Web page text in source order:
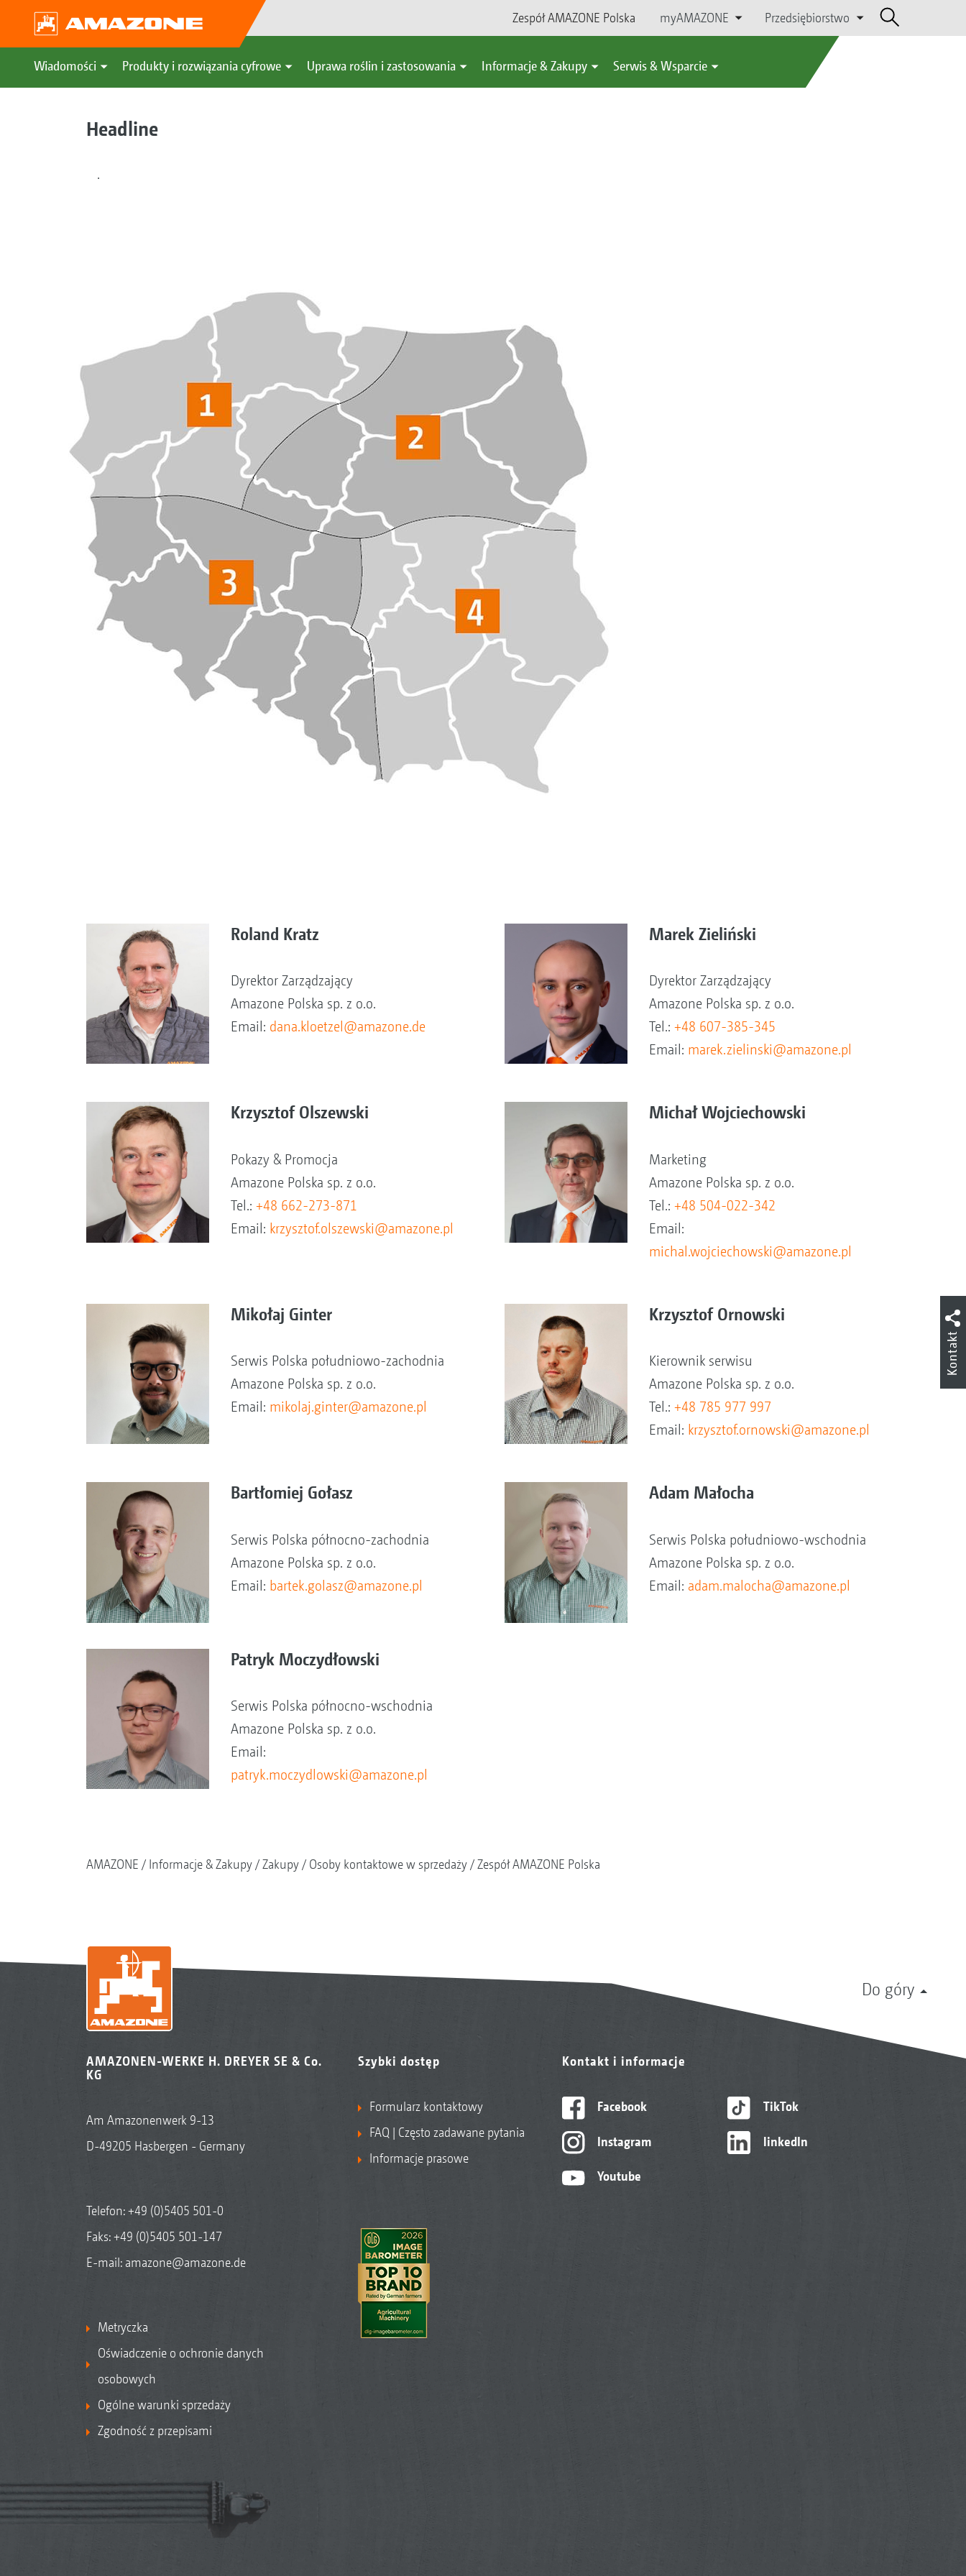
Zespół AMAZONE Polska myAMAZONE Przedsiębiorstwo
Wiadomości Produkty i rozwiązania cyfrowe Uprawa roślin i zastosowania Informacje & Zakupy Serwis & Wsparcie
Headline
.
Roland Kratz
Dyrektor Zarządzający
Amazone Polska sp. z o.o.
Email: dana.kloetzel@amazone.de
Marek Zieliński
Dyrektor Zarządzający
Amazone Polska sp. z o.o.
Tel.:+48 607-385-345
Email: marek.zielinski@amazone.pl
Krzysztof Olszewski
Pokazy & Promocja
Amazone Polska sp. z o.o.
Tel.: +48 662-273-871
Email: krzysztof.olszewski@amazone.pl
Michał Wojciechowski
Marketing
Amazone Polska sp. z o.o.
Tel.:+48 504-022-342
Email:
michal.wojciechowski@amazone.pl
Mikołaj Ginter
Serwis Polska południowo-zachodnia
Amazone Polska sp. z o.o.
Email: mikolaj.ginter@amazone.pl
Krzysztof Ornowski
Kierownik serwisu
Amazone Polska sp. z o.o.
Tel.:+48 785 977 997
Email: krzysztof.ornowski@amazone.pl
Bartłomiej Gołasz
Serwis Polska północno-zachodnia
Amazone Polska sp. z o.o.
Email: bartek.golasz@amazone.pl
Adam Małocha
Serwis Polska południowo-wschodnia
Amazone Polska sp. z o.o.
Email: adam.malocha@amazone.pl
Patryk Moczydłowski
Serwis Polska północno-wschodnia
Amazone Polska sp. z o.o.
Email:
patryk.moczydlowski@amazone.pl
AMAZONE Informacje & Zakupy Zakupy Osoby kontaktowe w sprzedaży Zespół AMAZONE Polska
Do góry
AMAZONEN-WERKE H. DREYER SE & Co.
KG
Am Amazonenwerk 9-13
D-49205 Hasbergen - Germany
Telefon:+49 (0)5405 501-0
Faks: +49 (0)5405 501-147
E-mail: amazone@amazone.de
Metryczka
Oświadczenie o ochronie danych
osobowych
Ogólne warunki sprzedaży
Zgodność z przepisami
Szybki dostęp
Formularz kontaktowy
FAQ | Często zadawane pytania
Informacje prasowe
Kontakt i informacje
Facebook
Instagram
Youtube
TikTok
linkedIn
Kontakt